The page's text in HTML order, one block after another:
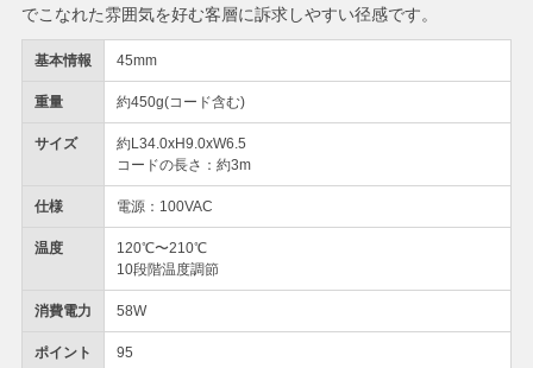
基本情報 45mm
重量 約450g(コード含む)
サイズ
約L34.0xH9.0xW6.5
コードの長さ：約3m
仕様 電源：100VAC
温度
120℃〜210℃
10段階温度調節
消費電力 58W
ポイント 95
でこなれた雰囲気を好む客層に訴求しやすい径感です。